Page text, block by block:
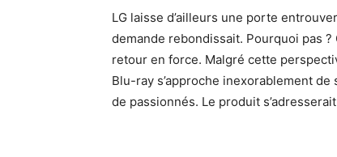
LG laisse d’ailleurs une porte
demande rebondissait. Pourquoi pas
retour en force. Malgré cette
Blu-ray s’approche inexorablement
de passionnés. Le produit